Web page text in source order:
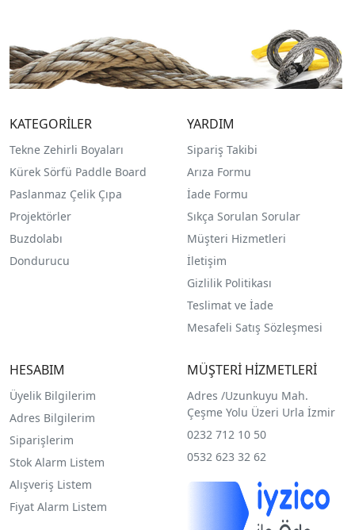
KATEGORİLER
Tekne Zehirli Boyaları
Kürek Sörfü Paddle Board
Paslanmaz Çelik Çıpa
Projektörler
Buzdolabı
Dondurucu
YARDIM
Sipariş Takibi
Arıza Formu
İade Formu
Sıkça Sorulan Sorular
Müşteri Hizmetleri
İletişim
Gizlilik Politikası
Teslimat ve İade
Mesafeli Satış Sözleşmesi
HESABIM
Üyelik Bilgilerim
Adres Bilgilerim
Siparişlerim
Stok Alarm Listem
Alışveriş Listem
Fiyat Alarm Listem
MÜŞTERİ HİZMETLERİ
Adres /Uzunkuyu Mah.
Çeşme Yolu Üzeri Urla İzmir
0232 712 10 50
0532 623 32 62